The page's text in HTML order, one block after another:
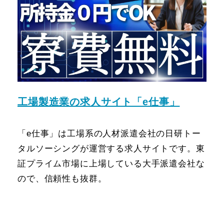
工場製造業の求人サイト「e仕事」
「e仕事」は工場系の人材派遣会社の日研トー
タルソーシングが運営する求人サイトです。東
証プライム市場に上場している大手派遣会社な
ので、信頼性も抜群。